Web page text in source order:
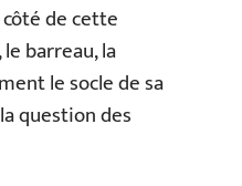
de cette
barreau, la
le socle de sa
question des